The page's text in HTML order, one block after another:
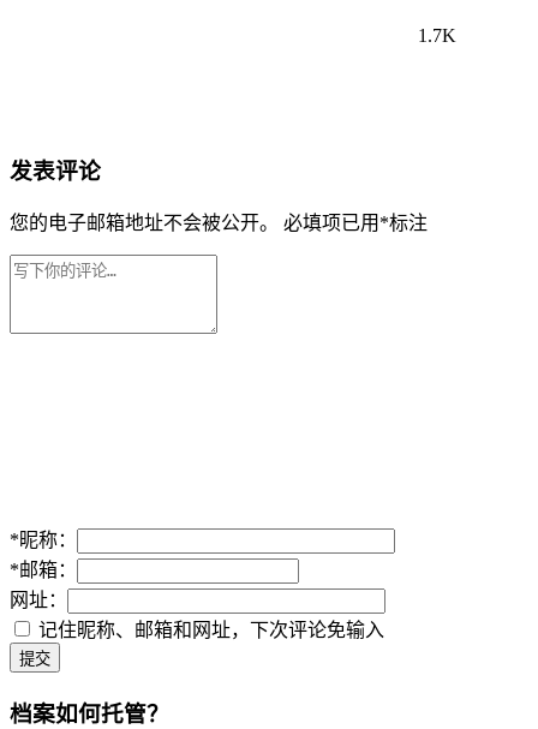
1.7K
发表评论
您的电子邮箱地址不会被公开。 必填项已用 *标注
*昵称：
*邮箱：
网址：
记住昵称、邮箱和网址，下次评论免输入
提交
档案如何托管？